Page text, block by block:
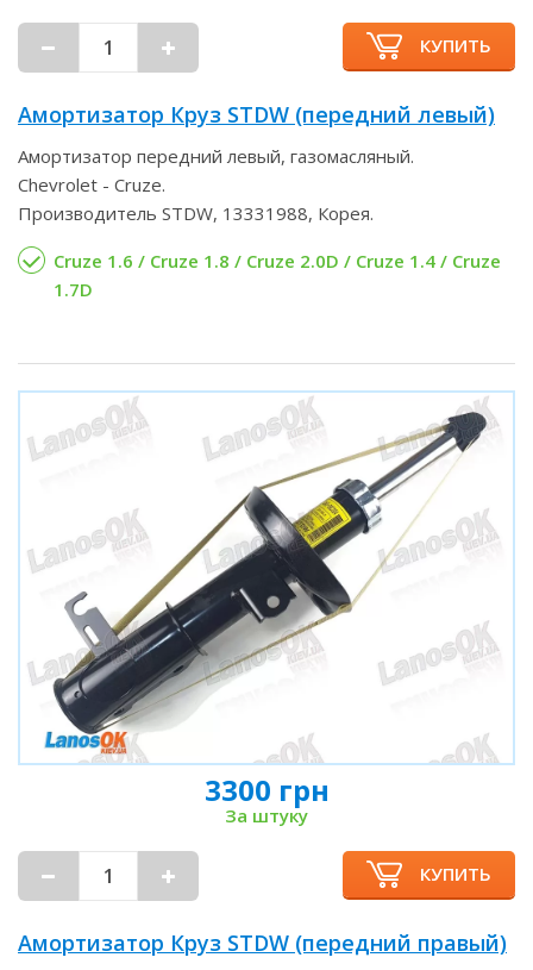
КУПИТЬ
Амортизатор Круз STDW (передний левый)
Амортизатор передний левый, газомасляный.
Chevrolet - Cruze.
Производитель STDW, 13331988, Корея.
Cruze 1.6 / Cruze 1.8 / Cruze 2.0D / Cruze 1.4 / Cruze
1.7D
3300 грн
За штуку
КУПИТЬ
Амортизатор Круз STDW (передний правый)